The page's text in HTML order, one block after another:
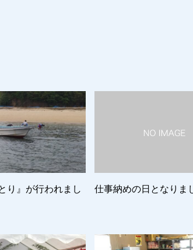
り』が行われまし
仕事納めの日となりま